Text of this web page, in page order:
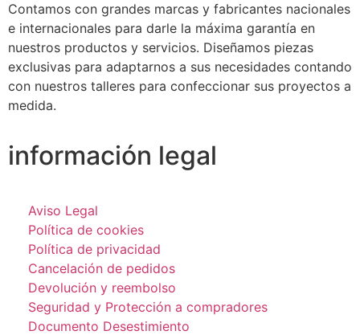
Contamos con grandes marcas y fabricantes nacionales
e internacionales para darle la máxima garantía en
nuestros productos y servicios. Diseñamos piezas
exclusivas para adaptarnos a sus necesidades contando
con nuestros talleres para confeccionar sus proyectos a
medida.
información legal
Aviso Legal
Política de cookies
Política de privacidad
Cancelación de pedidos
Devolución y reembolso
Seguridad y Protección a compradores
Documento Desestimiento